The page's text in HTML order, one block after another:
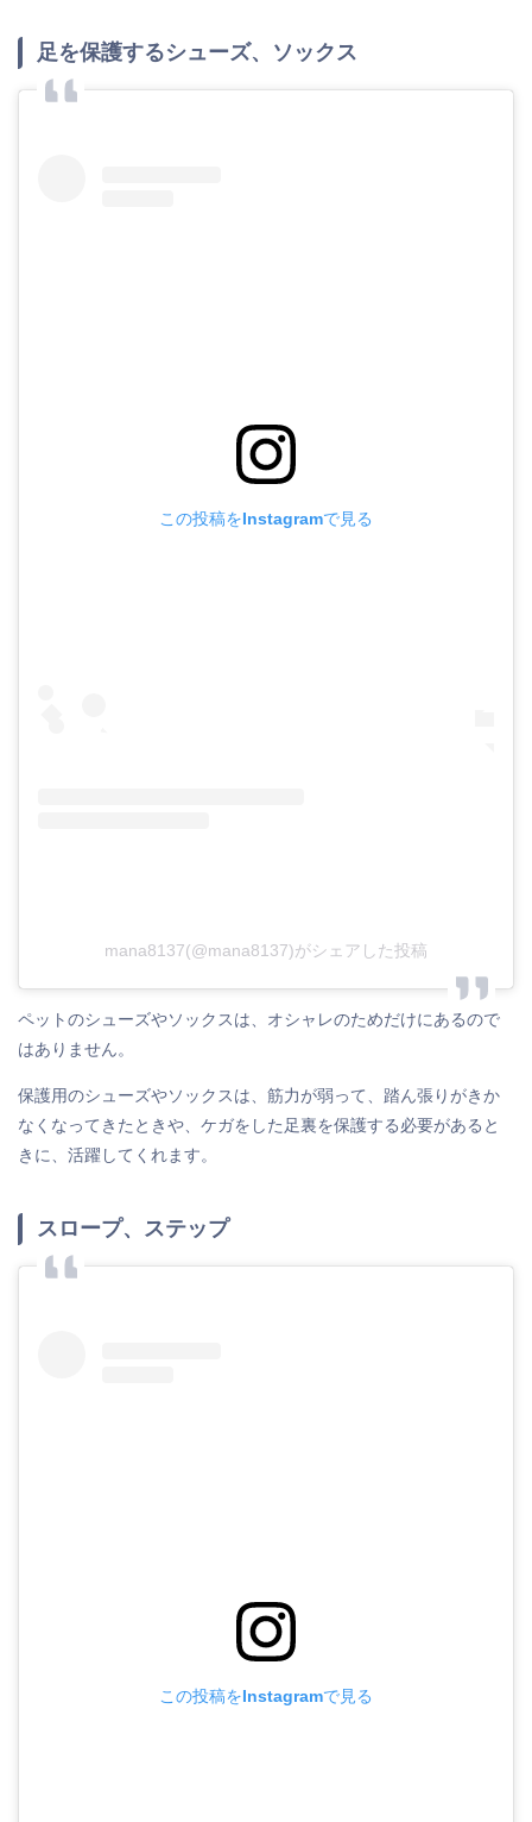
足を保護するシューズ、ソックス
この投稿をInstagramで見る
mana8137(@mana8137)がシェアした投稿
ペットのシューズやソックスは、オシャレのためだけにあるので
はありません。
保護用のシューズやソックスは、筋力が弱って、踏ん張りがきか
なくなってきたときや、ケガをした足裏を保護する必要があると
きに、活躍してくれます。
スロープ、ステップ
この投稿をInstagramで見る